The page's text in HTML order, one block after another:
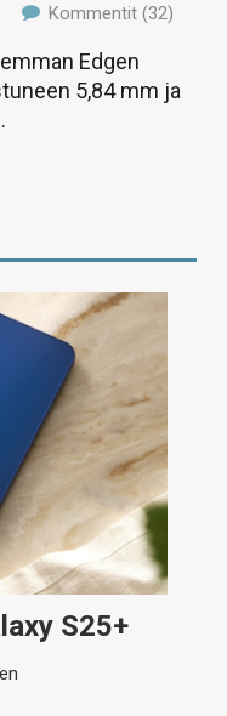
Kommentit (32)
Edgen
5,84 mm ja
S25+